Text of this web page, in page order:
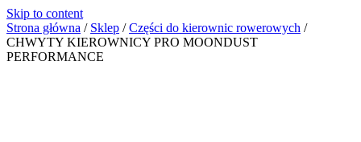
Skip to content
Strona główna / Sklep / Części do kierownic rowerowych /
CHWYTY KIEROWNICY PRO MOONDUST
PERFORMANCE